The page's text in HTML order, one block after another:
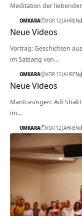
Meditation der
OMKARA VOR 12 JAHREN
Neue Videos
Vortrag: Geschichten
im Satsang von…
OMKARA VOR 12 JAHREN
Neue Videos
Mantrasingen: Adi
im…
OMKARA VOR 12 JAHREN